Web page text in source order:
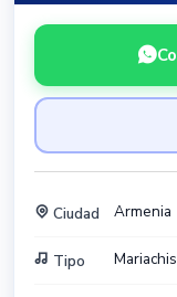
Ciudad Armenia
Tipo Mariachis